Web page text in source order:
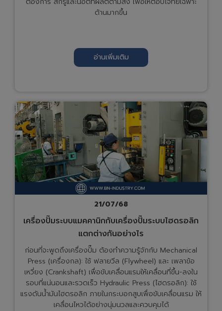
ด้านมากขึ้น
อ่านเพิ่มเติม
21/07/68
เครื่องปั๊มระบบแมคคานิกกับเครื่องปั๊มระบบไฮดรอลิก
แตกต่างกันอย่างไร
ก่อนที่จะพูดถึงเครื่องปั๊ม ต้องทำความรู้จักกับ Mechanical
Press (เครื่องกล): ใช้ ฟลายวีล (Flywheel) และ เพลาข้อ
เหวี่ยง (Crankshaft) เพื่อขับเคลื่อนแรมให้เคลื่อนที่ขึ้น-ลงใน
รอบที่แน่นอนและรวดเร็ว Hydraulic Press (ไฮดรอลิก): ใช้
แรงดันน้ำมันไฮดรอลิก ภายในกระบอกสูบเพื่อขับเคลื่อนแรม ให้
เคลื่อนไหวได้อย่างนุ่มนวลและควบคุมได้